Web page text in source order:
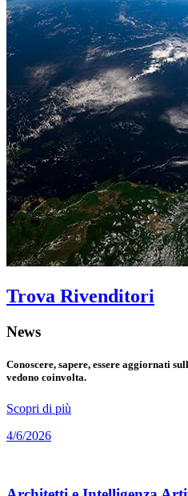
Trova Rivenditori
News
Conoscere, sapere, essere aggiornati
vedono coinvolta.
Scopri di più
4/6/2026